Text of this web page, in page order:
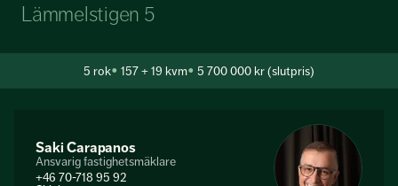
Lämmelstigen 5
5 rok 157 + 19 kvm 5 700 000 kr (slutpris)
Saki Carapanos
Ansvarig fastighetsmäklare
+46 70-718 95 92